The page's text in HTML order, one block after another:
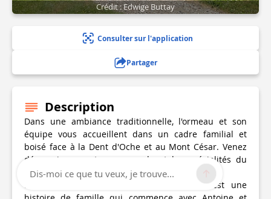
Crédit : Edwige Buttay
Consulter sur l'application
Partager
Description
Dans une ambiance traditionnelle, l'ormeau et son
équipe vous accueillent dans un cadre familial et
boisé face à la Dent d'Oche et au Mont César. Venez
découvrir sa carte gourmande et les spécialités du
pays tout au long de l'année
Bienvenue à L'Ormeau, notre restaurant est une
Dis-moi ce que tu veux, je trouve...